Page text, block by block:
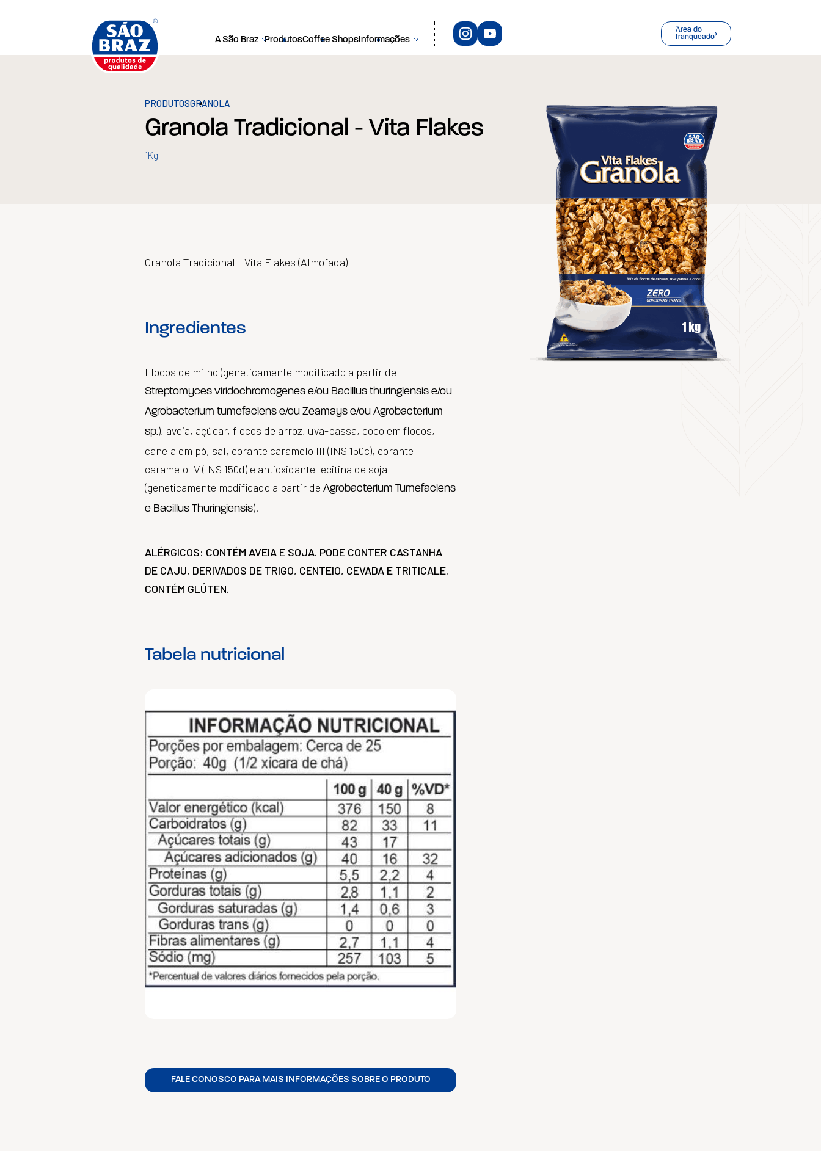
A São Braz ProdutosCoffee Shops Informações
Área do
franqueado
PRODUTOSGRANOLA
Granola Tradicional - Vita Flakes
1Kg
Granola Tradicional - Vita Flakes (Almofada)
Ingredientes
Flocos de milho (geneticamente modificado a partir de
Streptomyces viridochromogenes e/ou Bacillus thuringiensis e/ou
Agrobacterium tumefaciens e/ou Zeamays e/ou Agrobacterium
sp.), aveia, açúcar, flocos de arroz, uva-passa, coco em flocos,
canela em pó, sal, corante caramelo III (INS 150c), corante
caramelo IV (INS 150d) e antioxidante lecitina de soja
(geneticamente modificado a partir de Agrobacterium Tumefaciens
e Bacillus Thuringiensis).
ALÉRGICOS: CONTÉM AVEIA E SOJA. PODE CONTER CASTANHA
DE CAJU, DERIVADOS DE TRIGO, CENTEIO, CEVADA E TRITICALE.
CONTÉM GLÚTEN.
Tabela nutricional
FALE CONOSCO PARA MAIS INFORMAÇÕES SOBRE O PRODUTO